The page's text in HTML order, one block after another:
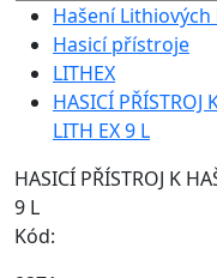
Hašení
Hasicí přístroje
LITHEX
HASICÍ PŘÍSTROJ
LITH EX 9 L
HASICÍ PŘÍSTROJ K
9 L
Kód: